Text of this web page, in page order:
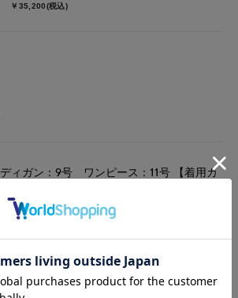
￥35,200(税込)
ディガン：9号 ワンピース：11号 【着用カ
ーベージュ 「大人エレガントな涼感ワン
感と光沢感が上品なデニット風カーディガ
にお出かけスタイルに。冷房対策や日除け